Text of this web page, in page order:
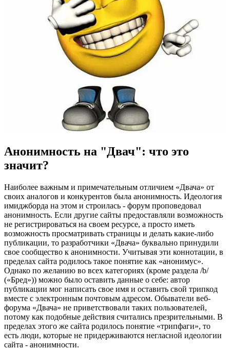
Анонимность на "Двач": что это
значит?
Наиболее важным и примечательным отличием «Двача» от
своих аналогов и конкурентов была анонимность. Идеология
имиджборда на этом и строилась - форум проповедовал
анонимность. Если другие сайты предоставляли возможность
не регистрироваться на своем ресурсе, а просто иметь
возможность просматривать страницы и делать какие-либо
публикации, то разработчики «Двача» буквально принудили
свое сообщество к анонимности. Учитывая эти коннотации, в
пределах сайта родилось такое понятие как «анонимус».
Однако по желанию во всех категориях (кроме раздела /b/
(«Бред»)) можно было оставить данные о себе: автор
публикации мог написать свое имя и оставить свой трипкод
вместе с электронным почтовым адресом. Обыватели веб-
форума «Двача» не приветствовали таких пользователей,
потому как подобные действия считались презрительными. В
пределах этого же сайта родилось понятие «трипфаги», то
есть люди, которые не придерживаются негласной идеологии
сайта - анонимности.